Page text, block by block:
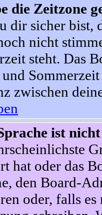
die Zeitzone
dir sicher bist,
nicht
steht. Das
zwischen
ist
hat oder das
den Board-
oder, falls